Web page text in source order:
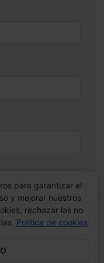
para garantizar el
y mejorar nuestros
rechazar las no
Política de cookies